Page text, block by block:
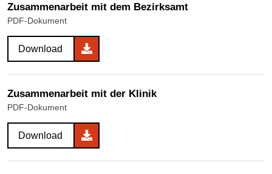
Zusammenarbeit mit dem Bezirksamt
PDF-Dokument
Download
Zusammenarbeit mit der Klinik
PDF-Dokument
Download